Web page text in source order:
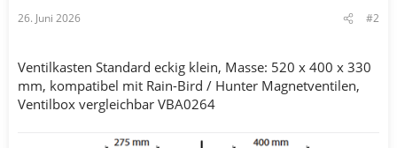
26. Juni 2026 #2
Ventilkasten Standard eckig klein, Masse: 520 x 400 x 330
mm, kompatibel mit Rain-Bird / Hunter Magnetventilen,
Ventilbox vergleichbar VBA0264